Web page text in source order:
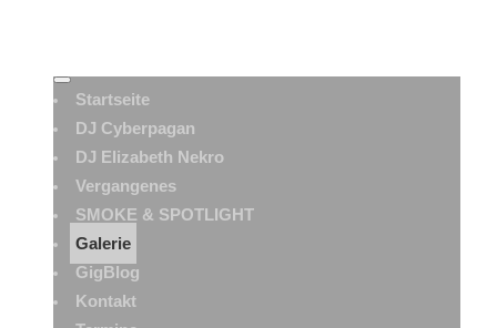
Startseite
DJ Cyberpagan
DJ Elizabeth Nekro
Vergangenes
SMOKE & SPOTLIGHT
Galerie
GigBlog
Kontakt